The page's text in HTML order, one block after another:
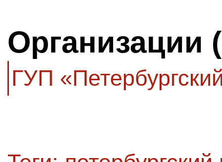
Организации
ГУП